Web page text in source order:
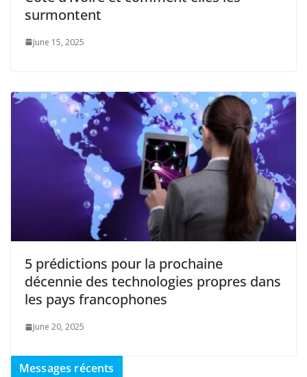
surmontent
June 15, 2025
5 prédictions pour la prochaine
décennie des technologies propres dans
les pays francophones
June 20, 2025
Messages récents